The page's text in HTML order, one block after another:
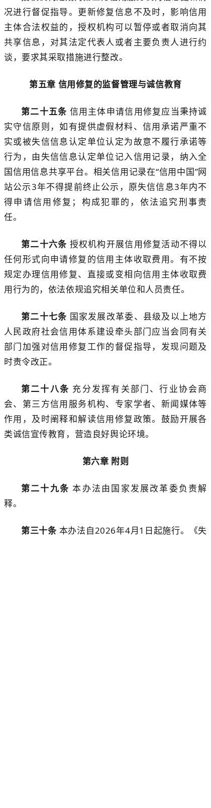
况进行督促指导。 更新修复信息不及时，影响信用
主体合法权益的，授权机构可以暂停或者取消向其
共享信息 ， 对其法定代表人或者主要负责人进行约
谈，要求其采取措施进行整改。
第五章 信用修复的监督管理与诚信教育
第二十五条 信用主体申请信用修复应当秉持诚
实守信原则，如有提供虚假材料、信用承诺严重不
实或被失信信息认定单位认定为故意不履行承诺等
行为，由 失信信息认定单位记入信用记录，纳入全
国信用信息共享平台。相关信用记录在“信用中国”网
站公示3年不得提前终止公示， 原失信信息3年内不
得申请信用修复 ；构成犯罪的，依法追究刑事责
任。
第二十六条 授权机构开展信用修复活动不得以
任何形式向申请修复的信用主体收取费用。 有不按
规定办理信用修复、直接或变相向信用主体收取费
用行为的，依法依规追究相关单位和人员责任。
第二十七条 国家发展改革委、县级及以上地方
人民政府社会信用体系建设牵头部门应当会同有关
部门加强对信用修复工作的督促指导，发现问题及
时责令改正。
第二十八条 充分发挥有关部门、行业协会商
会、 第三方信用服务机构、 专家学者、新闻媒体等
作用，及时阐释和解读信用修复政策。 鼓励开展各
类诚信宣传教育，营造良好舆论环境。
第六章 附则
第二十九条 本办法由国家发展改革委负责解
释。
第三十条 本办法自2026年4月1 日起施行。《失